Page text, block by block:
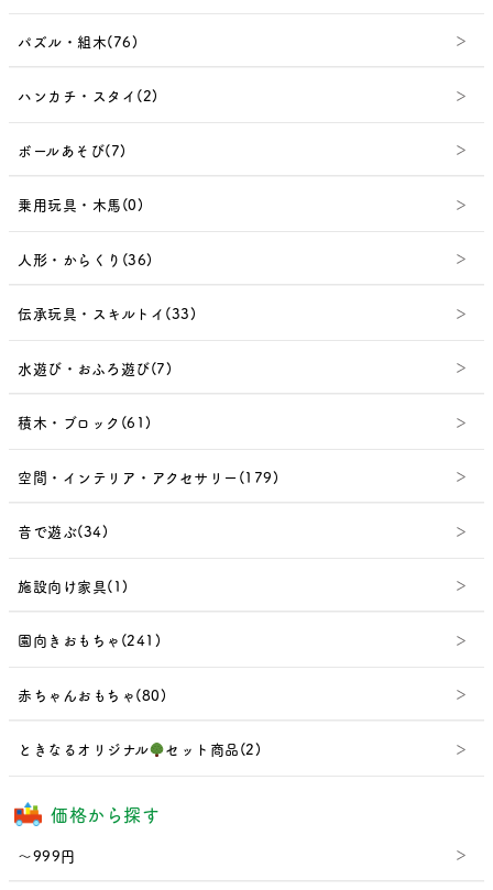
パズル・組木(76)
ハンカチ・スタイ(2)
ボールあそび(7)
乗用玩具・木馬(0)
人形・からくり(36)
伝承玩具・スキルトイ(33)
水遊び・おふろ遊び(7)
積木・ブロック(61)
空間・インテリア・アクセサリー(179)
音で遊ぶ(34)
施設向け家具(1)
園向きおもちゃ(241)
赤ちゃんおもちゃ(80)
ときなるオリジナル セット商品(2)
価格から探す
～999円